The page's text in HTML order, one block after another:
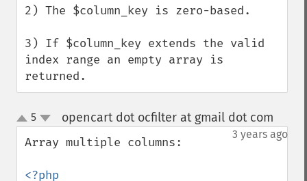
2) The $column_key is zero-based.
3) If $column_key extends the valid
index range an empty array is
returned.
up
down
5 opencart dot ocfilter at gmail dot com
3 years ago
Array multiple columns: